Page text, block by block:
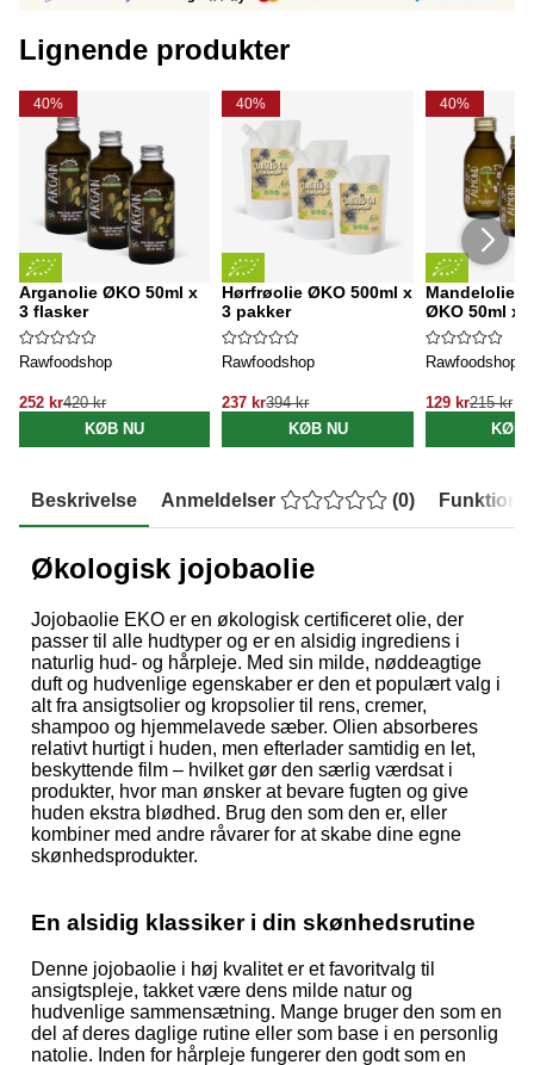
Lignende produkter
40%
Arganolie ØKO 50ml x
3 flasker
Rawfoodshop
252 kr420 kr
KØB NU
40%
Hørfrøolie ØKO 500ml x
3 pakker
Rawfoodshop
237 kr394 kr
KØB NU
40%
Mandelolie
ØKO 50ml x
Rawfoodshop
129 kr215 kr
KØB
Beskrivelse Anmeldelser (0)
Økologisk jojobaolie
Jojobaolie EKO er en økologisk certificeret olie, der
passer til alle hudtyper og er en alsidig ingrediens i
naturlig hud- og hårpleje. Med sin milde, nøddeagtige
duft og hudvenlige egenskaber er den et populært valg i
alt fra ansigtsolier og kropsolier til rens, cremer,
shampoo og hjemmelavede sæber. Olien absorberes
relativt hurtigt i huden, men efterlader samtidig en let,
beskyttende film – hvilket gør den særlig værdsat i
produkter, hvor man ønsker at bevare fugten og give
huden ekstra blødhed. Brug den som den er, eller
kombiner med andre råvarer for at skabe dine egne
skønhedsprodukter.
En alsidig klassiker i din skønhedsrutine
Denne jojobaolie i høj kvalitet er et favoritvalg til
ansigtspleje, takket være dens milde natur og
hudvenlige sammensætning. Mange bruger den som en
del af deres daglige rutine eller som base i en personlig
natolie. Inden for hårpleje fungerer den godt som en